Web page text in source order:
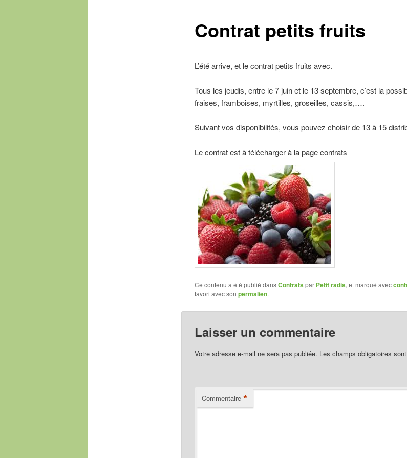
Contrat petits fruits
L’été arrive, et le contrat petits fruits avec.
Tous les jeudis, entre le 7 juin et le 13 septembre, c’est la
fraises, framboises, myrtilles, groseilles, cassis,….
Suivant vos disponibilités, vous pouvez choisir de 13 à 15
Le contrat est à télécharger à la page contrats
Ce contenu a été publié dansContratspar Petit radis, et marqué avec
favori avec son permalien.
Laisser un commentaire
Votre adresse e-mail ne sera pas publiée. Les champs obligatoires
Commentaire *